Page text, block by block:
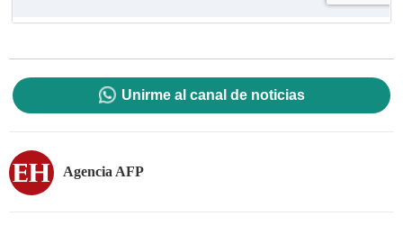
Unirme al canal de noticias
Agencia AFP